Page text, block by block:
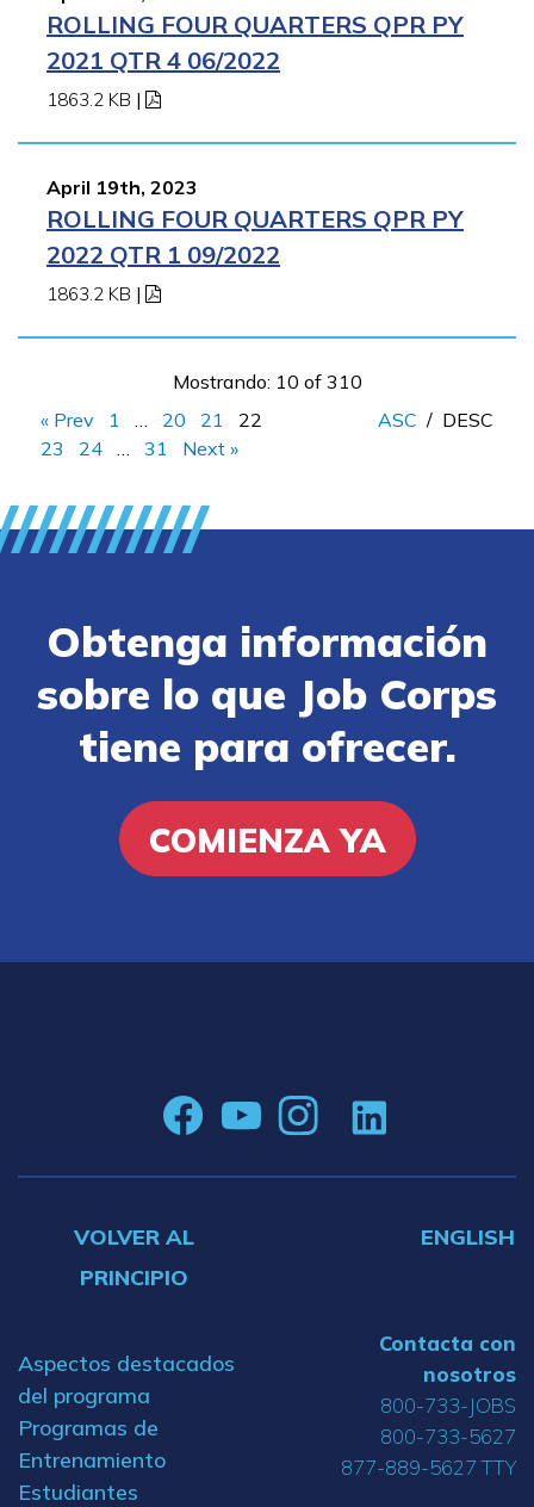
ROLLING FOUR QUARTERS QPR PY
2021 QTR 4 06/2022
1863.2 KB |
April 19th, 2023
ROLLING FOUR QUARTERS QPR PY
2022 QTR 1 09/2022
1863.2 KB |
Mostrando: 10 of 310
« Prev
1 20 21
22
23
24 31 Next »
ASC / DESC
Obtenga información
sobre lo que Job Corps
tiene para ofrecer.
COMIENZA YA
VOLVER AL
PRINCIPIO
ENGLISH
Aspectos destacados
del programa
Programas de
Entrenamiento
Estudiantes
Contacta con
nosotros
800-733-JOBS
800-733-5627
877-889-5627 TTY